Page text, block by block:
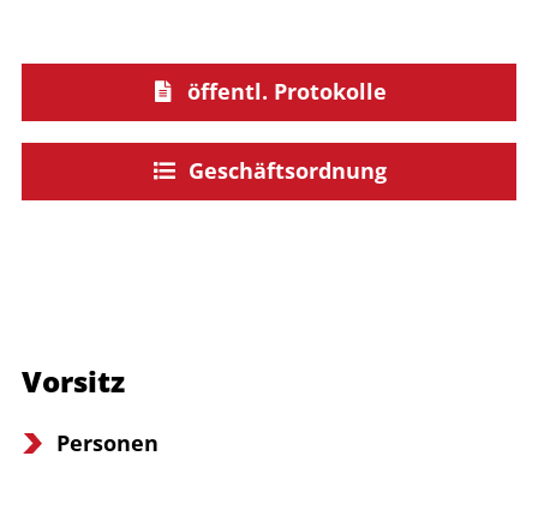
öffentl. Protokolle
Geschäftsordnung
Vorsitz
Personen